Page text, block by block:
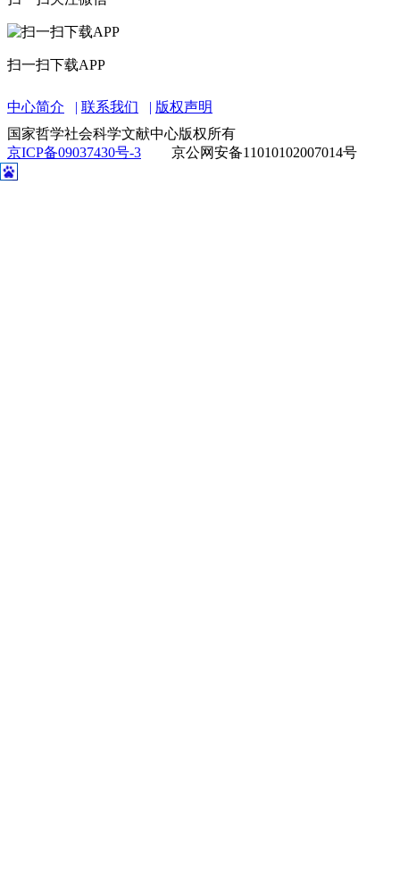
扫一扫下载APP
中心简介 联系我们
版权声明
国家哲学社会科学文献中心版权所有
京ICP备09037430号-3
京公网安备11010102007014号